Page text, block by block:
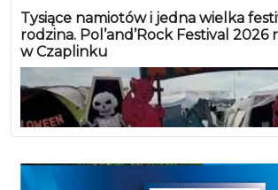
Tysiące namiotów i jedna wielka
rodzina. Pol’and’Rock Festival 2026
w Czaplinku